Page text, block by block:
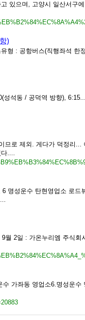
있으며, 고양시 일산서구
)
형 : 공항버스(직행좌석 한
석동 / 공덕역 방향),
므로 제외. 게다가 덕정리...
....
명성운수 탄현영업소 로드
월 2일 : 가온누리엠 주식회
가좌동 영업소6.명성운수